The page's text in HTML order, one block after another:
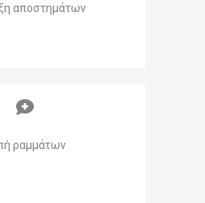
αποστημάτων
ραμμάτων